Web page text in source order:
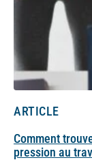
ARTICLE
Comment
pression au